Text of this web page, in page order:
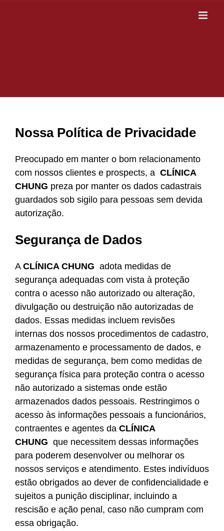
Nossa Política de Privacidade
Preocupado em manter o bom relacionamento
com nossos clientes e prospects, a CLÍNICA
CHUNG preza por manter os dados cadastrais
guardados sob sigilo para pessoas sem devida
autorização.
Segurança de Dados
A CLÍNICA CHUNG adota medidas de
segurança adequadas com vista à proteção
contra o acesso não autorizado ou alteração,
divulgação ou destruição não autorizadas de
dados. Essas medidas incluem revisões
internas dos nossos procedimentos de cadastro,
armazenamento e processamento de dados, e
medidas de segurança, bem como medidas de
segurança física para proteção contra o acesso
não autorizado a sistemas onde estão
armazenados dados pessoais. Restringimos o
acesso às informações pessoais a funcionários,
contraentes e agentes da CLÍNICA
CHUNG que necessitem dessas informações
para poderem desenvolver ou melhorar os
nossos serviços e atendimento. Estes indivíduos
estão obrigados ao dever de confidencialidade e
sujeitos a punição disciplinar, incluindo a
rescisão e ação penal, caso não cumpram com
essa obrigação.